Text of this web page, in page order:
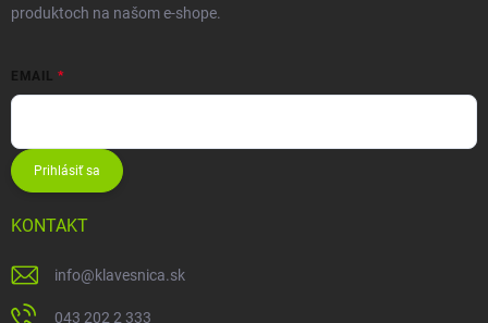
produktoch na našom e-shope.
EMAIL
Prihlásiť sa
KONTAKT
info@klavesnica.sk
043 202 2 333